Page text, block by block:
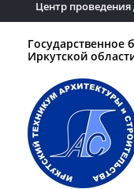
Центр проведения
Государственное
Иркутской